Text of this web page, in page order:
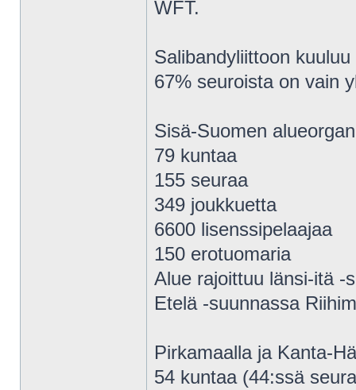
WFT.
Salibandyliittoon
67% seuroista on vain
Sisä-Suomen
79 kuntaa
155 seuraa
349 joukkuetta
6600 lisenssipelaajaa
150 erotuomaria
Alue rajoittuu länsi-itä -
Etelä -suunnassa
Pirkamaalla ja Kanta-
54 kuntaa (44:ssä